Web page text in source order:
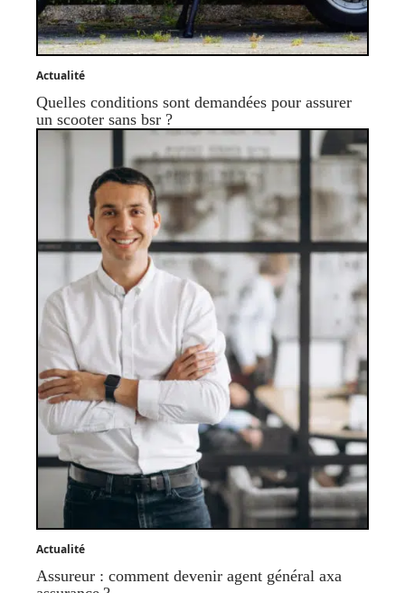
Actualité
Quelles conditions sont demandées pour assurer
un scooter sans bsr ?
Actualité
Assureur : comment devenir agent général axa